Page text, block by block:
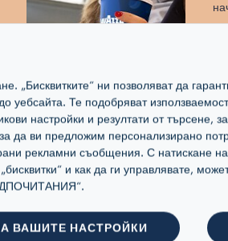
МАЙСТОРЛЪКА НА
смесени и изпечени със знаковата
Lavazza.
„Бисквитките“ ни позволяват да
уебсайта. Те подобряват
настройки и резултати от търсене,
да ви предложим персонализирано
рекламни съобщения. С натискане
и как да ги управлявате,
ВАШИТЕ НАСТРОЙКИ